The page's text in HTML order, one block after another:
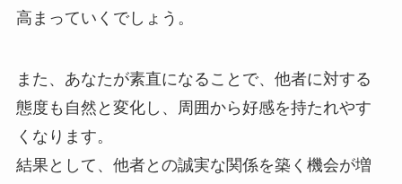
高まっていくでしょう。
また、あなたが素直になることで、他者に対する
態度も自然と変化し、周囲から好感を持たれやす
くなります。
結果として、他者との誠実な関係を築く機会が増